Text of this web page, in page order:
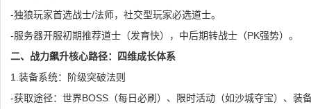
-独狼玩家首选战士/法师，社交型玩家必选道士。
-服务器开服初期推荐道士（发育快），中后期转战士（PK强势）。
二、战力飙升核心路径：四维成长体系
1.装备系统：阶级突破法则
-获取途径：世界BOSS（每日必刷）、限时活动（如沙城夺宝）、装